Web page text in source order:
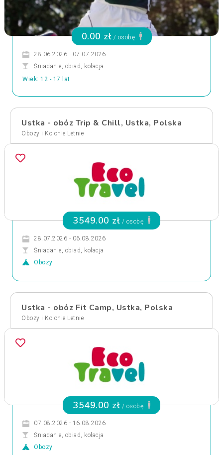
0.00 zł / osobę
28.06.2026 - 07.07.2026
Śniadanie, obiad, kolacja
Wiek: 12 - 17 lat
Ustka - obóz Trip & Chill, Ustka, Polska
Obozy i Kolonie Letnie
3549.00 zł / osobę
28.07.2026 - 06.08.2026
Śniadanie, obiad, kolacja
Obozy
Ustka - obóz Fit Camp, Ustka, Polska
Obozy i Kolonie Letnie
3549.00 zł / osobę
07.08.2026 - 16.08.2026
Śniadanie, obiad, kolacja
Obozy